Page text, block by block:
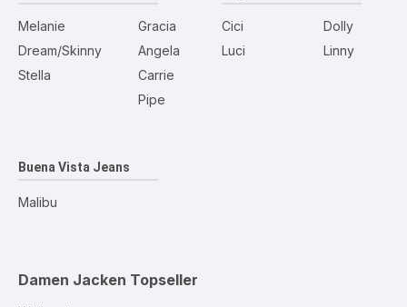
Melanie
Dream/Skinny
Stella
Gracia
Angela
Carrie
Pipe
Cici
Luci
Dolly
Linny
Buena Vista Jeans
Malibu
Damen Jacken Topseller